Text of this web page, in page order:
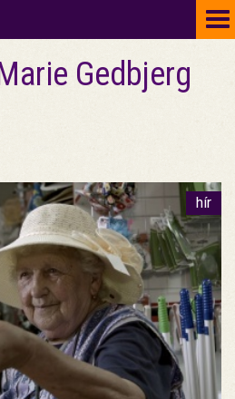
Gedbjerg
hír